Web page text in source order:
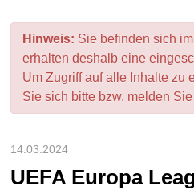
Hinweis: Sie befinden sich
erhalten deshalb eine
Um Zugriff auf alle Inhalte zu
Sie sich bitte bzw. melden
14.03.2024
UEFA Europa